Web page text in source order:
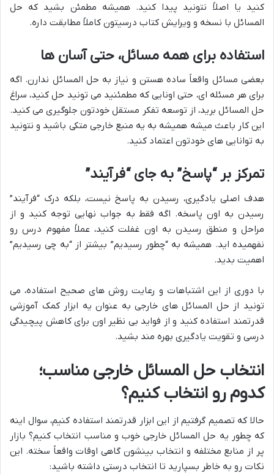
کنید یا اصلاً نتونید پیدا کنید. همیشه مطمئن بشید که حل
المسائل با نسخه و ویرایش کتاب درسیتون کاملاً مطابقت داره.
استفاده برای همه مسائل، حتی آسان ها
بعضی مسائل واقعاً ساده هستن و نیاز به حل المسائل ندارن. اگه
برای هر مسئله ای، حتی اونایی که مطمئنید می تونید حل کنید، سراغ
حل المسائل برید، از توسعه تفکر مستقل خودتون جلوگیری می کنید.
این کار باعث میشه همیشه به یه منبع خارجی متکی باشید و نتونید
به توانایی های خودتون اعتماد کنید.
تمرکز بر “پاسخ” به جای “فرآیند”
هدف اصلی یادگیری، رسیدن به پاسخ نیست، بلکه درک “فرآیند”
رسیدن به اون پاسخه. اگه فقط به جواب نهایی توجه کنید و از
مراحل و منطق رسیدن به اون غفلت کنید، عملاً مفهوم درس رو
نفهمیده اید. همیشه به “چطور رسیدیم” بیشتر از “به چی رسیدیم”
اهمیت بدید.
با دوری از این اشتباهات و رعایت روش های صحیح استفاده، می
تونید از حل المسائل های خارجی به عنوان یه ابزار کمک آموزشی
قدرتمند استفاده کنید و از فواید بی نظیر اون برای کاهش پیچیدگی
درسی و تقویت یادگیری بهره مند بشید.
انتخاب حل المسائل خارجی مناسب؛
کدوم رو انتخاب کنیم؟
حالا که تصمیم گرفتیم از این ابزار قدرتمند استفاده کنیم، سوال اینه
که چطور یه حل المسائل خارجی خوب و مناسب انتخاب کنیم؟ بازار
پر از منابع مختلفه و انتخاب بینشون گاهی اوقات واقعاً سخته. این
نکات رو به خاطر بسپارید تا انتخاب درستی داشته باشید: